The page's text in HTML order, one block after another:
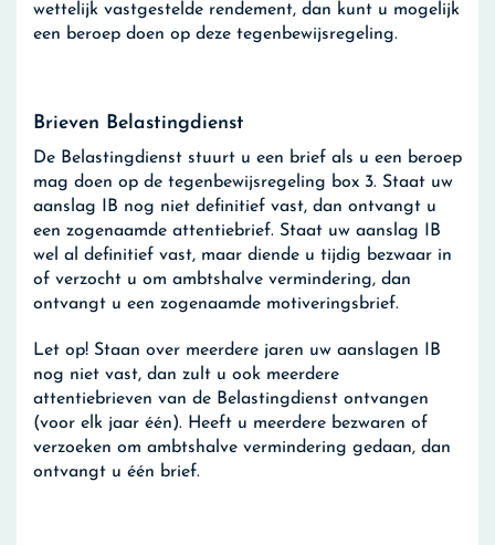
wettelijk vastgestelde rendement, dan kunt u mogelijk
een beroep doen op deze tegenbewijsregeling.
Brieven Belastingdienst
De Belastingdienst stuurt u een brief als u een beroep
mag doen op de tegenbewijsregeling box 3. Staat uw
aanslag IB nog niet definitief vast, dan ontvangt u
een zogenaamde attentiebrief. Staat uw aanslag IB
wel al definitief vast, maar diende u tijdig bezwaar in
of verzocht u om ambtshalve vermindering, dan
ontvangt u een zogenaamde motiveringsbrief.
Let op! Staan over meerdere jaren uw aanslagen IB
nog niet vast, dan zult u ook meerdere
attentiebrieven van de Belastingdienst ontvangen
(voor elk jaar één). Heeft u meerdere bezwaren of
verzoeken om ambtshalve vermindering gedaan, dan
ontvangt u één brief.